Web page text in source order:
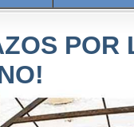
POR